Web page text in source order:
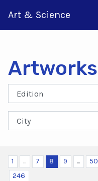
Art & Science
Greek
Artworks
1 ... 7 8 9 ... 50
246